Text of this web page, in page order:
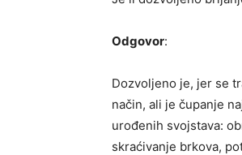
Odgovor:
Dozvoljeno je, jer se
način, ali je čupanje
urođenih svojstava:
skraćivanje brkova,